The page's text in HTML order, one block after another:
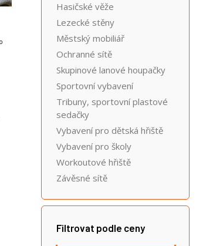
Hasičské věže
Lezecké stěny
Městský mobiliář
Ochranné sítě
Skupinové lanové houpačky
Sportovní vybavení
Tribuny, sportovní plastové
sedačky
Vybavení pro dětská hřiště
Vybavení pro školy
Workoutové hřiště
Závěsné sítě
Filtrovat podle ceny